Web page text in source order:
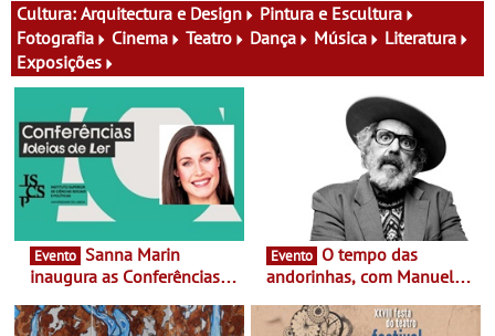
atividades para toda a
família e muito mais
Cultura: Arquitectura e Design
Pintura e Escultura
Fotografia
Cinema Teatro Dança Música
Literatura
Exposições
Evento
inaugura as Conferências
Antiga primeira-ministra da
Evento
andorinhas, com Manuel
Atum - Concerto